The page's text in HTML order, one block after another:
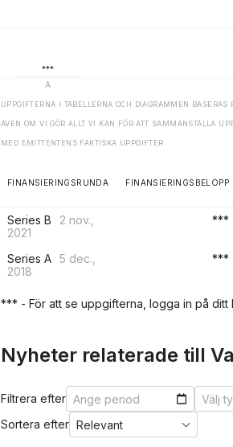
UPPGIFTERNA I TABELLERNA OCH DIAGRAMMEN BASERAS
ÄVEN OM VI GÖR ALLT VI KAN FÖR ATT SAMMANSTÄLLA
MED EMITTENTENS FAKTISKA UPPGIFTER.
FINANSIERINGSRUNDA FINANSIERINGSBELOPP
Series B
2 nov.,
2021
***
Series A 5 dec.,
2018
***
*** - För att se uppgifterna, logga in på ditt
Nyheter relaterade till
Filtrera efter
Sortera efter